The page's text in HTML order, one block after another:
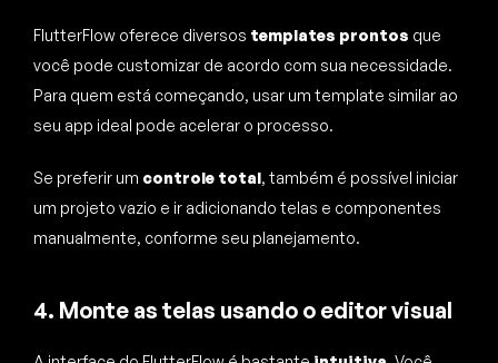
FlutterFlow oferece diversos templates prontos que
você pode customizar de acordo com sua necessidade.
Para quem está começando, usar um template similar ao
seu app ideal pode acelerar o processo.
Se preferir um controle total, também é possível iniciar
um projeto vazio e ir adicionando telas e componentes
manualmente, conforme seu planejamento.
4. Monte as telas usando o editor visual